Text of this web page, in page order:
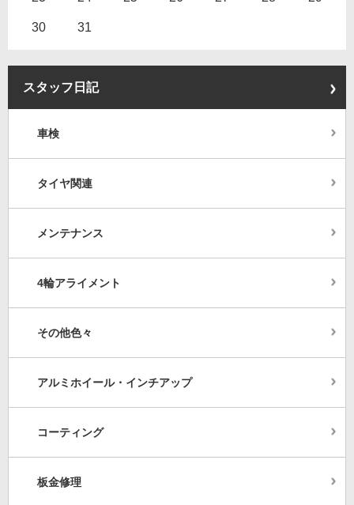
30 31
スタッフ日記
車検
タイヤ関連
メンテナンス
4輪アライメント
その他色々
アルミホイール・インチアップ
コーティング
板金修理